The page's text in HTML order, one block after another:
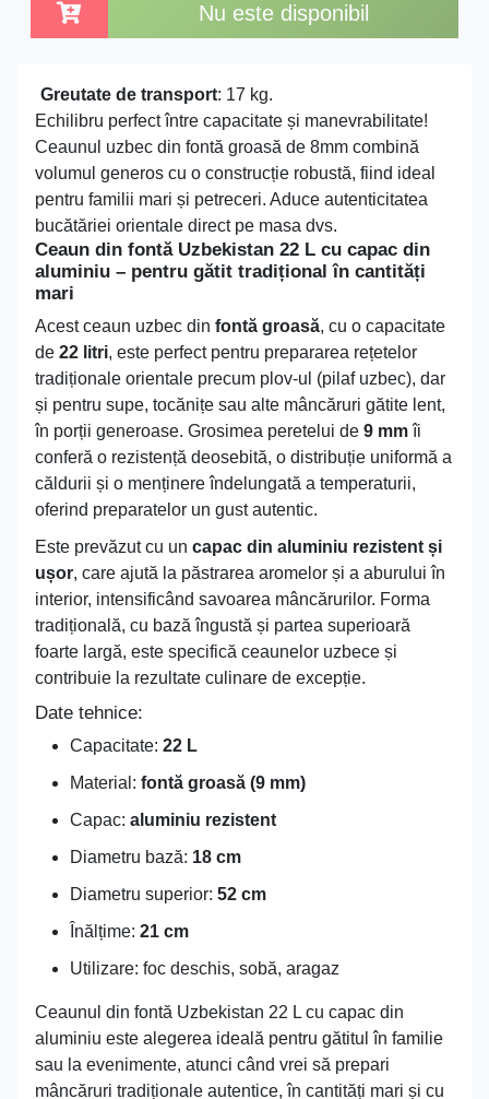
Nu este disponibil
Greutate de transport: 17 kg.
Echilibru perfect între capacitate și manevrabilitate!
Ceaunul uzbec din fontă groasă de 8mm combină
volumul generos cu o construcție robustă, fiind ideal
pentru familii mari și petreceri. Aduce autenticitatea
bucătăriei orientale direct pe masa dvs.
Ceaun din fontă Uzbekistan 22 L cu capac din
aluminiu – pentru gătit tradițional în cantități
mari
Acest ceaun uzbec din fontă groasă, cu o capacitate
de 22 litri, este perfect pentru prepararea rețetelor
tradiționale orientale precum plov-ul (pilaf uzbec), dar
și pentru supe, tocănițe sau alte mâncăruri gătite lent,
în porții generoase. Grosimea peretelui de 9 mmîi
conferă o rezistență deosebită, o distribuție uniformă a
căldurii și o menținere îndelungată a temperaturii,
oferind preparatelor un gust autentic.
Este prevăzut cu un capac din aluminiu rezistent și
ușor, care ajută la păstrarea aromelor și a aburului în
interior, intensificând savoarea mâncărurilor. Forma
tradițională, cu bază îngustă și partea superioară
foarte largă, este specifică ceaunelor uzbece și
contribuie la rezultate culinare de excepție.
Date tehnice:
Capacitate: 22 L
Material: fontă groasă (9 mm)
Capac: aluminiu rezistent
Diametru bază: 18 cm
Diametru superior: 52 cm
Înălțime: 21 cm
Utilizare: foc deschis, sobă, aragaz
Ceaunul din fontă Uzbekistan 22 L cu capac din
aluminiu este alegerea ideală pentru gătitul în familie
sau la evenimente, atunci când vrei să prepari
mâncăruri tradiționale autentice, în cantități mari și cu